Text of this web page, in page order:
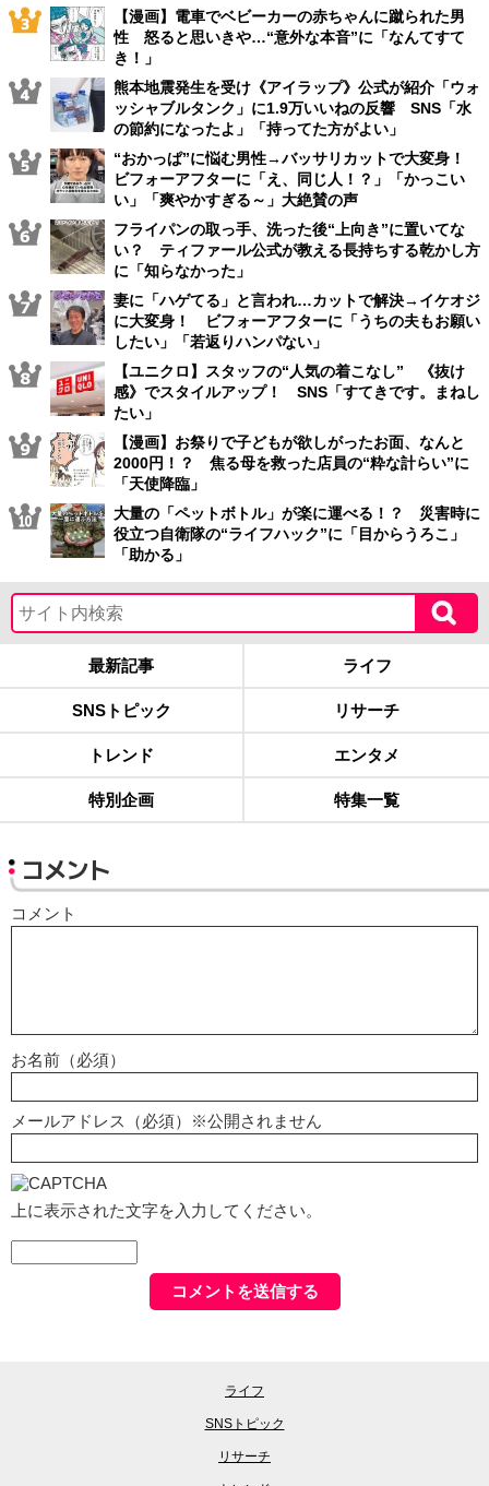
【漫画】電車でベビーカーの赤ちゃんに蹴られた男
性 怒ると思いきや…“意外な本音”に「なんてすて
き！」
熊本地震発生を受け《アイラップ》公式が紹介「ウォ
ッシャブルタンク」に1.9万いいねの反響 SNS「水
の節約になったよ」「持ってた方がよい」
“おかっぱ”に悩む男性→バッサリカットで大変身！
ビフォーアフターに「え、同じ人！？」「かっこい
い」「爽やかすぎる～」大絶賛の声
フライパンの取っ手、洗った後“上向き”に置いてな
い？ ティファール公式が教える長持ちする乾かし方
に「知らなかった」
妻に「ハゲてる」と言われ…カットで解決→イケオジ
に大変身！ ビフォーアフターに「うちの夫もお願い
したい」「若返りハンパない」
【ユニクロ】スタッフの“人気の着こなし” 《抜け
感》でスタイルアップ！ SNS「すてきです。まねし
たい」
【漫画】お祭りで子どもが欲しがったお面、なんと
2000円！？ 焦る母を救った店員の“粋な計らい”に
「天使降臨」
大量の「ペットボトル」が楽に運べる！？ 災害時に
役立つ自衛隊の“ライフハック”に「目からうろこ」
「助かる」
最新記事 ライフ
SNSトピック リサーチ
トレンド エンタメ
特別企画 特集一覧
コメント
コメント
お名前（必須）
メールアドレス（必須）※公開されません
上に表示された文字を入力してください。
ライフ
SNSトピック
リサーチ